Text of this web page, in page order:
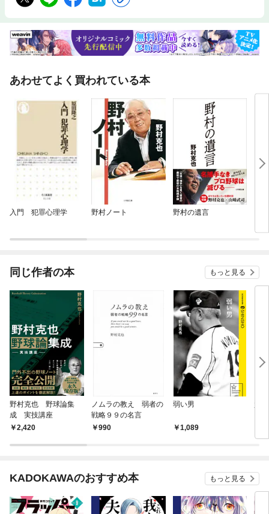
あわせてよく買われている本
入門 犯罪心理学 野村ノート 野村の遺言
同じ作者の本 もっと見る
野村克也 野球論集
成 実技講座
2,420
ノムラの教え 弱者の
戦略９９の名言
990
弱い男
1,089
KADOKAWAのおすすめ本 もっと見る